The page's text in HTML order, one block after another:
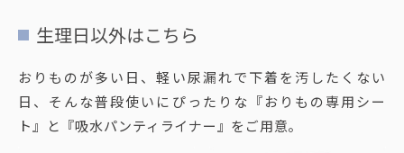
生理日以外はこちら
おりものが多い日、軽い尿漏れで下着を汚したくない
日、そんな普段使いにぴったりな『おりもの専用シー
ト』と『吸水パンティライナー』をご用意。